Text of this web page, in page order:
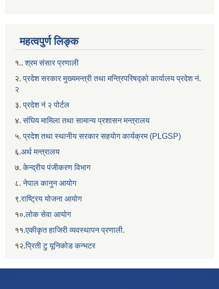
महत्वपुर्ण लिङ्क
१..श्रम संसार प्रणाली
२. प्रदेश सरकार मुख्यमन्त्री तथा मन्त्रिपरिषद्को कार्यालय प्रदेश नं.
२
३.प्रदेश नं २ पोर्टल
४.संघिय मामिला तथा सामान्य प्रशासन मन्त्रालय
५.प्रदेश तथा स्थानीय सरकार सहयाेग कार्यक्रम (PLGSP)
६.अर्थ मन्त्रालय
७.केन्द्रीय पंजीकरण विभाग
८.नेपाल कानुन आयोग
९.राष्ट्रिय योजना आयोग
१०.लोक सेवा आयोग
११.एकीकृत हाजिरी व्यवस्थापन प्रणाली.
१२.प्रिती टु यूनिकोड कन्भटर